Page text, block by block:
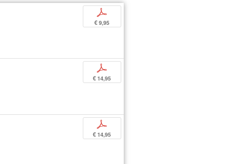
p
€ 9,95
p
€ 14,95
p
€ 14,95